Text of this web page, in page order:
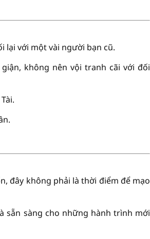
lại với một vài người bạn cũ.
không nên vội tranh cãi với đối
đây không phải là thời điểm để mạo
sẵn sàng cho những hành trình mới